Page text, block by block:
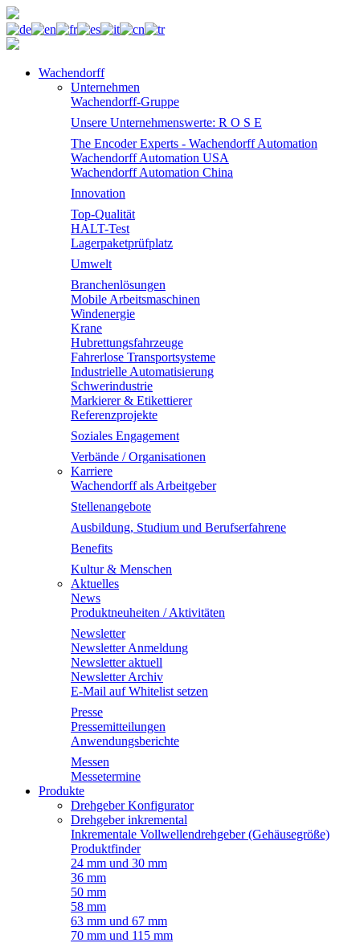
Wachendorff
Unternehmen
Wachendorff-Gruppe
Unsere Unternehmenswerte: R O S E
The Encoder Experts - Wachendorff Automation
Wachendorff Automation USA
Wachendorff Automation China
Innovation
Top-Qualität
HALT-Test
Lagerpaketprüfplatz
Umwelt
Branchenlösungen
Mobile Arbeitsmaschinen
Windenergie
Krane
Hubrettungsfahrzeuge
Fahrerlose Transportsysteme
Industrielle Automatisierung
Schwerindustrie
Markierer & Etikettierer
Referenzprojekte
Soziales Engagement
Verbände / Organisationen
Karriere
Wachendorff als Arbeitgeber
Stellenangebote
Ausbildung, Studium und Berufserfahrene
Benefits
Kultur & Menschen
Aktuelles
News
Produktneuheiten / Aktivitäten
Newsletter
Newsletter Anmeldung
Newsletter aktuell
Newsletter Archiv
E-Mail auf Whitelist setzen
Presse
Pressemitteilungen
Anwendungsberichte
Messen
Messetermine
Produkte
Drehgeber Konfigurator
Drehgeber inkremental
Inkrementale Vollwellendrehgeber (Gehäusegröße)
Produktfinder
24 mm und 30 mm
36 mm
50 mm
58 mm
63 mm und 67 mm
70 mm und 115 mm